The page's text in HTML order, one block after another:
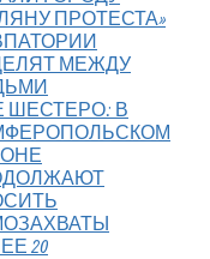
ПРОТЕСТА»
МЕЖДУ
ШЕСТЕРО: В
20